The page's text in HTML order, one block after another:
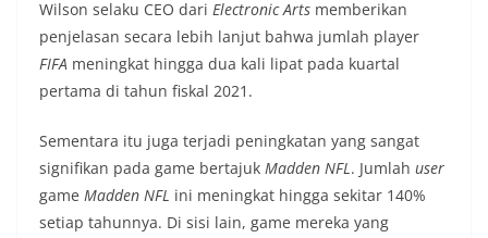
Wilson selaku CEO dari Electronic Arts memberikan
penjelasan secara lebih lanjut bahwa jumlah player
FIFA meningkat hingga dua kali lipat pada kuartal
pertama di tahun fiskal 2021.
Sementara itu juga terjadi peningkatan yang sangat
signifikan pada game bertajuk Madden NFL. Jumlah user
game Madden NFL ini meningkat hingga sekitar 140%
setiap tahunnya. Di sisi lain, game mereka yang